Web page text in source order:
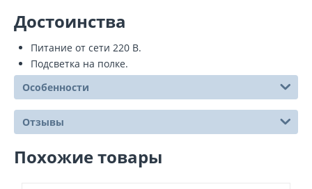
Достоинства
Питание от сети 220 В.
Подсветка на полке.
Особенности
Отзывы
Похожие товары